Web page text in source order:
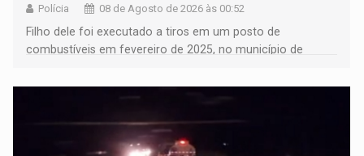
Polícia 08 de Agosto de 2026 às 00:52
Filho dele foi executado a tiros em um posto de
combustíveis em fevereiro de 2025, no município de